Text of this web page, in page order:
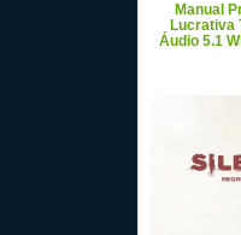
Manual
Lucrativa
Áudio 5.1